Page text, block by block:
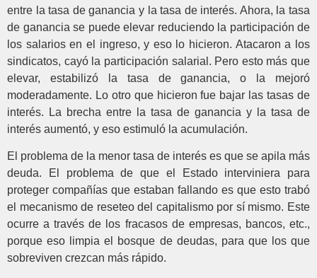
entre la tasa de ganancia y la tasa de interés. Ahora, la tasa
de ganancia se puede elevar reduciendo la participación de
los salarios en el ingreso, y eso lo hicieron. Atacaron a los
sindicatos, cayó la participación salarial. Pero esto más que
elevar, estabilizó la tasa de ganancia, o la mejoró
moderadamente. Lo otro que hicieron fue bajar las tasas de
interés. La brecha entre la tasa de ganancia y la tasa de
interés aumentó, y eso estimuló la acumulación.
El problema de la menor tasa de interés es que se apila más
deuda. El problema de que el Estado interviniera para
proteger compañías que estaban fallando es que esto trabó
el mecanismo de reseteo del capitalismo por sí mismo. Este
ocurre a través de los fracasos de empresas, bancos, etc.,
porque eso limpia el bosque de deudas, para que los que
sobreviven crezcan más rápido.